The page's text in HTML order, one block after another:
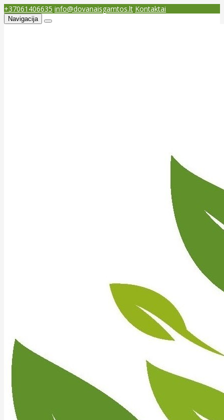
+37061406635 info@dovanaisgamtos.lt Kontaktai
Navigacija